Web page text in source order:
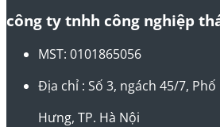
công ty tnhh công nghiệp
MST: 0101865056
Địa chỉ : Số 3, ngách 45/7, Phố
Hưng, TP. Hà Nội